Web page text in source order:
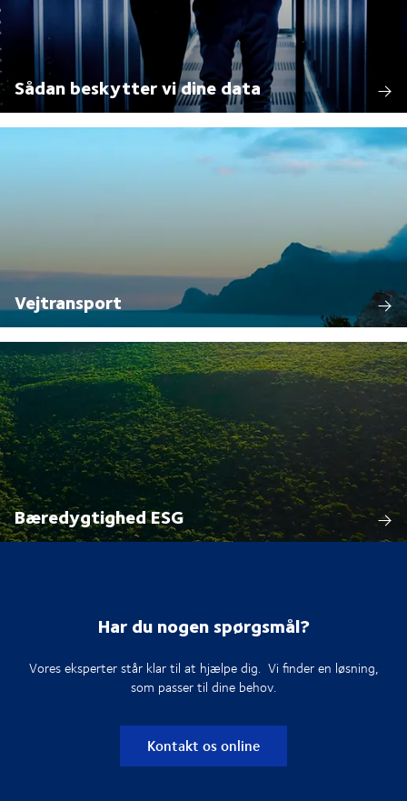
Sådan beskytter vi dine data
Vejtransport
Bæredygtighed ESG
Har du nogen spørgsmål?
Vores eksperter står klar til at hjælpe dig. Vi finder en løsning,
som passer til dine behov.
Kontakt os online